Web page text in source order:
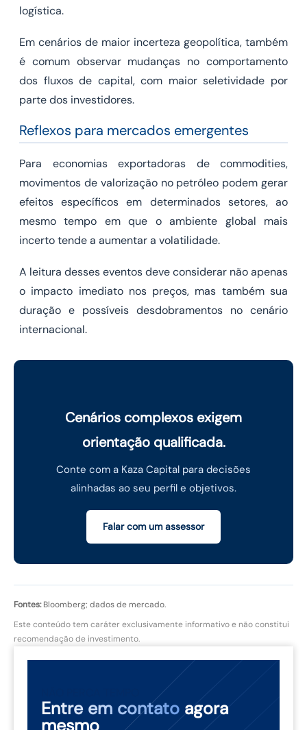
logística.
Em cenários de maior incerteza geopolítica, também
é comum observar mudanças no comportamento
dos fluxos de capital, com maior seletividade por
parte dos investidores.
Reflexos para mercados emergentes
Para economias exportadoras de commodities,
movimentos de valorização no petróleo podem gerar
efeitos específicos em determinados setores, ao
mesmo tempo em que o ambiente global mais
incerto tende a aumentar a volatilidade.
A leitura desses eventos deve considerar não apenas
o impacto imediato nos preços, mas também sua
duração e possíveis desdobramentos no cenário
internacional.
Cenários complexos exigem
orientação qualificada.
Conte com a Kaza Capital para decisões
alinhadas ao seu perfil e objetivos.
Falar com um assessor
Fontes:Bloomberg; dados de mercado.
Este conteúdo tem caráter exclusivamente informativo e não constitui
recomendação de investimento.
Entre em contato agora